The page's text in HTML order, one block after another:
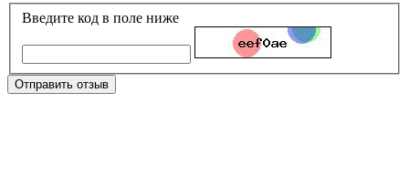
Введите код в поле ниже
Отправить отзыв